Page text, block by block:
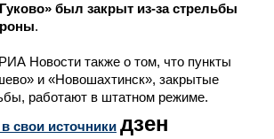
был закрыт из-за стрельбы
.
Новости также о том, что пункты
и «Новошахтинск», закрытые
работают в штатном режиме.
в свои источники дзен